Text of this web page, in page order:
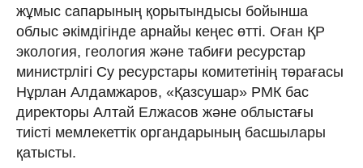
жұмыс сапарының қорытындысы бойынша
облыс әкімдігінде арнайы кеңес өтті. Оған ҚР
экология, геология және табиғи ресурстар
министрлігі Су ресурстары комитетінің төрағасы
Нұрлан Алдамжаров, «Қазсушар» РМК бас
директоры Алтай Елжасов және облыстағы
тиісті мемлекеттік органдарының басшылары
қатысты.